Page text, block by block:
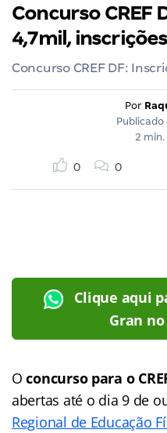
Concurso CREF
4,7mil,
Concurso CREF DF:
Por
Publicado
2
0 0
Clique aqui
Gran
Oconcurso para o
abertas até o dia 9 de
Regional de Educação